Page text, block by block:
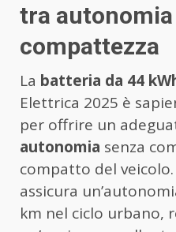
tra autonomia
compattezza
La batteria da 44
Elettrica 2025 è
per offrire un
autonomia senza
compatto del
assicura
km nel ciclo urbano,